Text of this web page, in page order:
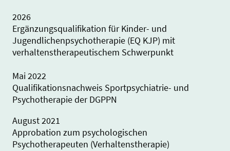
2026
Ergänzungsqualifikation für Kinder- und
Jugendlichenpsychotherapie (EQ KJP) mit
verhaltenstherapeutischem Schwerpunkt
Mai 2022
Qualifikationsnachweis Sportpsychiatrie- und
Psychotherapie der DGPPN
August 2021
Approbation zum psychologischen
Psychotherapeuten (Verhaltenstherapie)